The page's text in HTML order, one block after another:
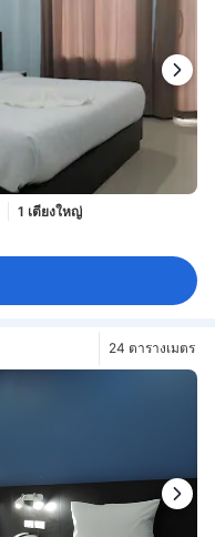
1 เตียงใหญ่
24 ตารางเมตร